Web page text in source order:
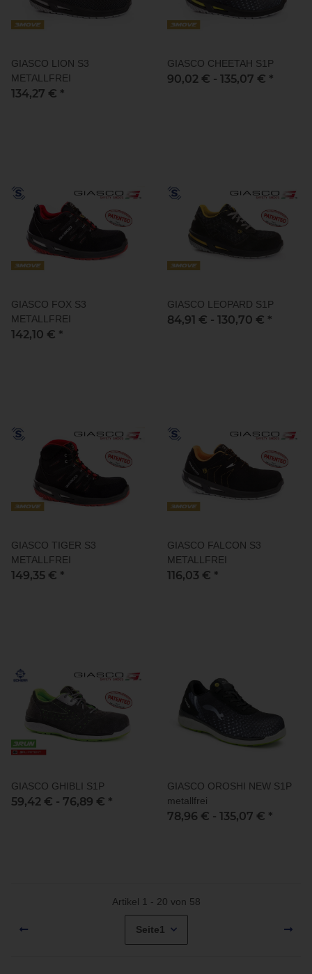
GIASCO LION S3
METALLFREI
134,27 € *
GIASCO CHEETAH S1P
90,02 € - 135,07 € *
GIASCO FOX S3
METALLFREI
142,10 € *
GIASCO LEOPARD S1P
84,91 € - 130,70 € *
GIASCO TIGER S3
METALLFREI
149,35 € *
GIASCO FALCON S3
METALLFREI
116,03 € *
GIASCO GHIBLI S1P
59,42 € - 76,89 € *
GIASCO OROSHI NEW S1P
metallfrei
78,96 € - 135,07 € *
Artikel 1 - 20 von 58
Seite1